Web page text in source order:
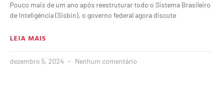
Pouco mais de um ano após reestruturar todo o Sistema Brasileiro
de Inteligência (Sisbin), o governo federal agora discute
LEIA MAIS
dezembro 5, 2024 Nenhum comentário